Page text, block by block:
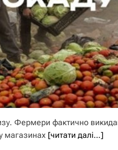
Фермери фактично
магазинах [читати далі…]